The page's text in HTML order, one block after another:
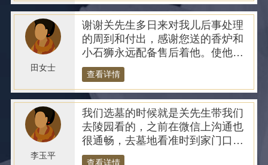
祝工作顺利，身体健康。
田女士
谢谢关先生多日来对我儿后事处理
的周到和付出，感谢您送的香炉和
小石狮永远配备售后着他。使他灵
魂不孤寂，我们也得到慰藉。
查看详情
李玉平
我们选墓的时候就是关先生带我们
去陵园看的，之前在微信上沟通也
很通畅，去墓地看准时到家门口接
我们，很热心周到一人。而且有他
查看详情